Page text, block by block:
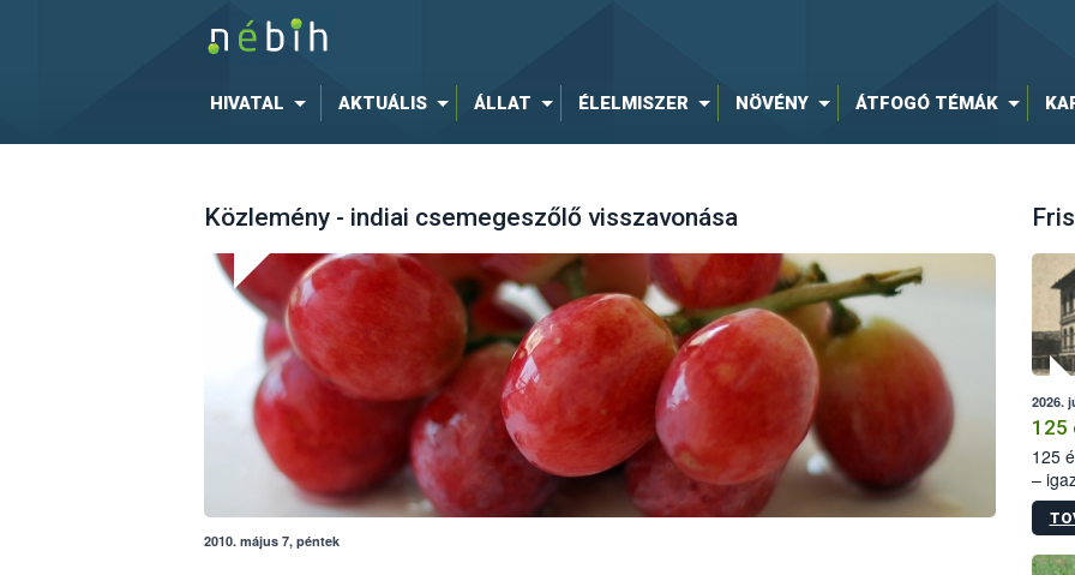
HIVATAL AKTUÁLIS ÁLLAT ÉLELMISZER NÖVÉNY ÁTFOGÓ TÉMÁK
Közlemény - indiai csemegeszőlő visszavonása
2010. május 7, péntek
2026.
125
125
–
15.